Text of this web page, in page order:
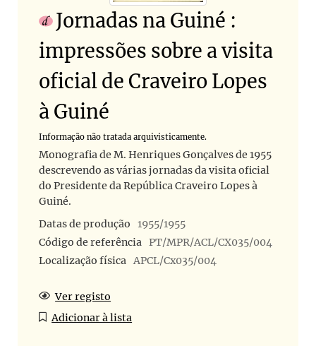
Jornadas na Guiné :
impressões sobre a visita
oficial de Craveiro Lopes
à Guiné
Informação não tratada arquivisticamente.
Monografia de M. Henriques Gonçalves de 1955
descrevendo as várias jornadas da visita oficial
do Presidente da República Craveiro Lopes à
Guiné.
Datas de produção
1955/1955
Código de referência PT/MPR/ACL/CX035/004
Localização física APCL/Cx035/004
Ver registo
Adicionar à lista